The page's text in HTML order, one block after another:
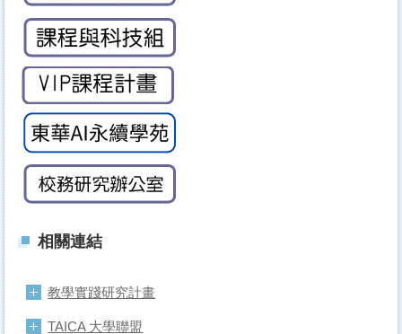
相關連結
教學實踐研究計畫
TAICA 大學聯盟